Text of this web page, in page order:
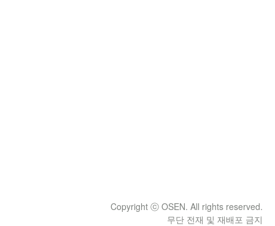
Copyright ⓒ OSEN. All rights reserved.
무단 전재 및 재배포 금지